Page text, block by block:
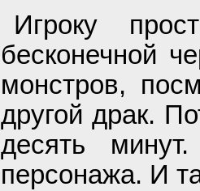
Игроку
бесконечной
монстров,
другой драк.
десять
персонажа. И